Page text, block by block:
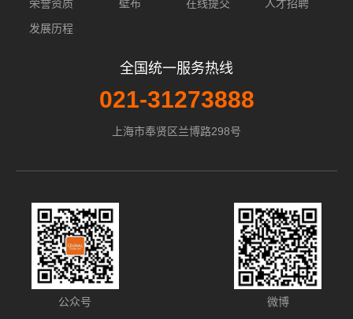
荣誉资质
发展历程
壁布
在线提交
人才招聘
全国统一服务热线
021-31273888
上海市奉贤区兰博路298号
公众号 微博